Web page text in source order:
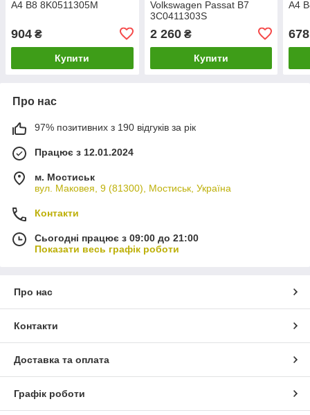
A4 B8 8K0511305M
904 ₴
Купити
Volkswagen Passat B7
3C0411303S
2 260₴
Купити
A4
678
Про нас
97% позитивних з 190 відгуків за рік
Працює з 12.01.2024
м. Мостиськ
вул. Маковея, 9 (81300), Мостиськ, Україна
Контакти
Сьогодні працює з 09:00 до 21:00
Показати весь графік роботи
Про нас
Контакти
Доставка та оплата
Графік роботи